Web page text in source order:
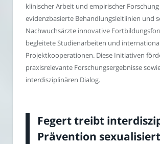
klinischer Arbeit und empirischer
evidenzbasierte Behandlungsleitlinien und
Nachwuchsärzte innovative
begleitete Studienarbeiten und
Projektkooperationen. Diese Initiativen
praxisrelevante Forschungsergebnisse
interdisziplinären Dialog.
Fegert treibt
Prävention